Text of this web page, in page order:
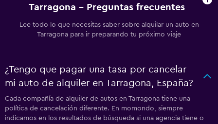
Tarragona - Preguntas frecuentes
Lee todo lo que necesitas saber sobre alquilar un auto en
Tarragona para ir preparando tu próximo viaje
¿Tengo que pagar una tasa por cancelar
mi auto de alquiler en Tarragona, España?
Cada compañía de alquiler de autos en Tarragona tiene una
política de cancelación diferente. En momondo, siempre
indicamos en los resultados de búsqueda si una agencia tiene o